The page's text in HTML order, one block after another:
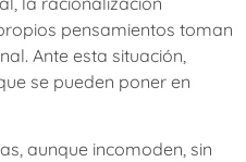
pensamientos toman
Ante esta situación,
se pueden poner en
aunque incomoden, sin